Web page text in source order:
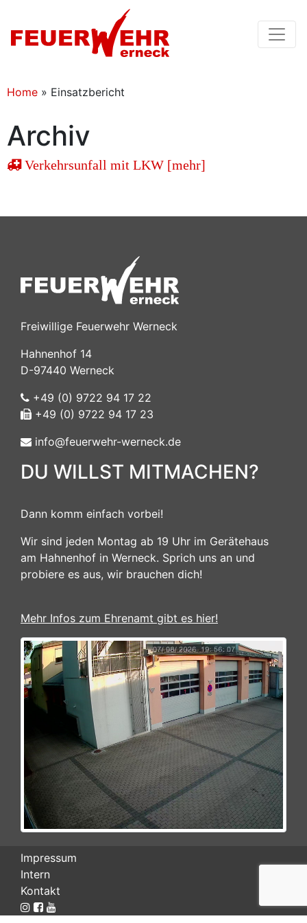
Home » Einsatzbericht
Archiv
Verkehrsunfall mit LKW [mehr]
Freiwillige Feuerwehr Werneck
Hahnenhof 14
D-97440 Werneck
+49 (0) 9722 94 17 22
+49 (0) 9722 94 17 23
info@feuerwehr-werneck.de
DU WILLST MITMACHEN?
Dann komm einfach vorbei!
Wir sind jeden Montag ab 19 Uhr im Gerätehaus
am Hahnenhof in Werneck. Sprich uns an und
probiere es aus, wir brauchen dich!
Mehr Infos zum Ehrenamt gibt es hier!
Impressum
Intern
Kontakt